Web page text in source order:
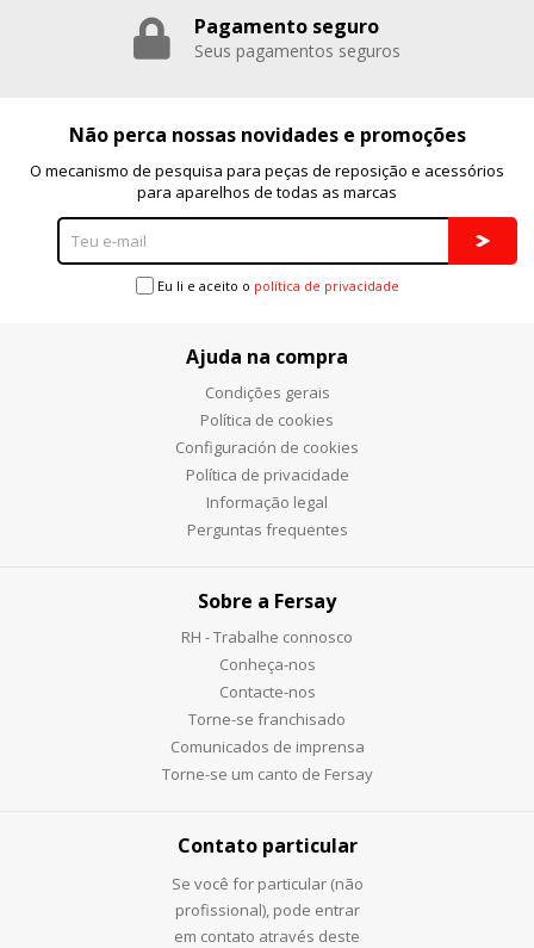
Pagamento seguro
Seus pagamentos seguros
Não perca nossas novidades e promoções
O mecanismo de pesquisa para peças de reposição e acessórios
para aparelhos de todas as marcas
Eu li e aceito o política de privacidade
Ajuda na compra
Condições gerais
Política de cookies
Configuración de cookies
Política de privacidade
Informação legal
Perguntas frequentes
Sobre a Fersay
RH - Trabalhe connosco
Conheça-nos
Contacte-nos
Torne-se franchisado
Comunicados de imprensa
Torne-se um canto de Fersay
Contato particular
Se você for particular (não
profissional), pode entrar
em contato através deste
Puedes volver a configurar tus cookies desde la sección
"Configuración de cookies" al pie de la página. También puedes
consultar nuestrapolítica de cookies